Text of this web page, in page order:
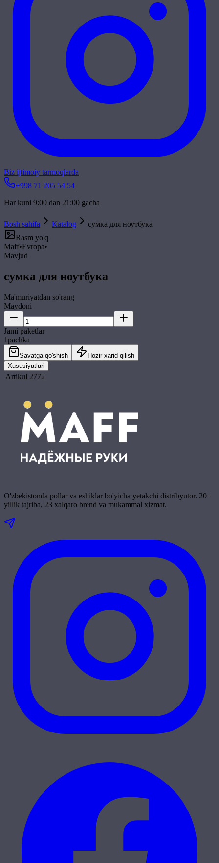
Biz ijtimoiy tarmoqlarda
+998 71 205 54 54
Har kuni 9:00 dan 21:00 gacha
Bosh sahifa Katalog
сумка для ноутбука
Rasm yo'q
Maff•Evropa•
Mavjud
сумка для ноутбука
Ma'muriyatdan so'rang
Maydoni
Jami paketlar
1pachka
Savatga qo'shish
Hozir xarid qilish
Xususiyatlari
Artikul 2772
O'zbekistonda pollar va eshiklar bo'yicha yetakchi distribyutor. 20+
yillik tajriba, 23 xalqaro brend va mukammal xizmat.